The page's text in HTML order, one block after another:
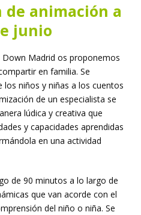
de animación a
junio
Down Madrid os proponemos
en familia. Se
niños y niñas a los cuentos
de un especialista se
lúdica y creativa que
y capacidades aprendidas
en una actividad
de 90 minutos a lo largo de
que van acorde con el
del niño o niña. Se